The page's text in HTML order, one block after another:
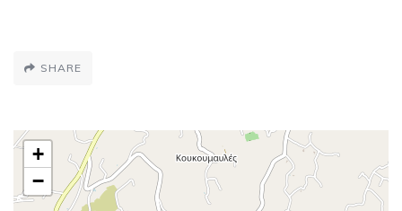
SHARE
+
−